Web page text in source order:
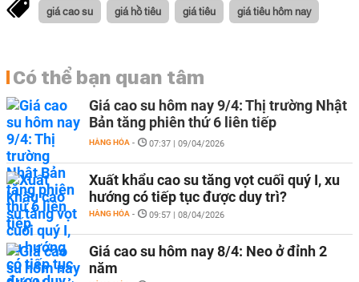
giá cao su giá hồ tiêu giá tiêu giá tiêu hôm nay
Có thể bạn quan tâm
Giá cao su hôm nay 9/4: Thị trường Nhật
Bản tăng phiên thứ 6 liên tiếp
HÀNG HÓA - 07:37 | 09/04/2026
Xuất khẩu cao su tăng vọt cuối quý I, xu
hướng có tiếp tục được duy trì?
HÀNG HÓA - 09:57 | 08/04/2026
Giá cao su hôm nay 8/4: Neo ở đỉnh 2
năm